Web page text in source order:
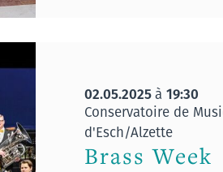
02.05.2025à 19:30
Conservatoire de
d'Esch/Alzette
Brass Week